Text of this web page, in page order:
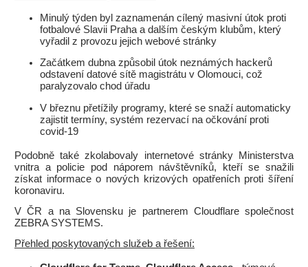
Minulý týden byl zaznamenán cílený masivní útok proti
fotbalové Slavii Praha a dalším českým klubům, který
vyřadil z provozu jejich webové stránky
Začátkem dubna způsobil útok neznámých hackerů
odstavení datové sítě magistrátu v Olomouci, což
paralyzovalo chod úřadu
V březnu přetížily programy, které se snaží automaticky
zajistit termíny, systém rezervací na očkování proti
covid-19
Podobně také zkolabovaly internetové stránky Ministerstva
vnitra a policie pod náporem návštěvníků, kteří se snažili
získat informace o nových krizových opatřeních proti šíření
koronaviru.
V ČR a na Slovensku je partnerem Cloudflare společnost
ZEBRA SYSTEMS.
Přehled poskytovaných služeb a řešení: